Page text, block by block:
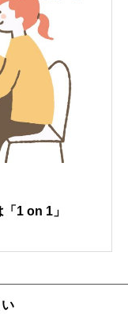
1 on 1」